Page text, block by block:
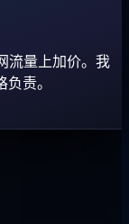
流量上加价。我
责。